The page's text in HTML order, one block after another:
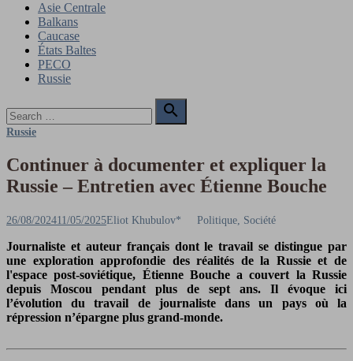
Asie Centrale
Balkans
Caucase
États Baltes
PECO
Russie
for:

Search
Russie
Continuer à documenter et expliquer la
Russie – Entretien avec Étienne Bouche
Posted
26/08/202411/05/2025Author
Eliot Khubulov* Politique, Société
Journaliste et auteur français dont le travail se distingue par
une exploration approfondie des réalités de la Russie et de
l'espace post-soviétique, Étienne Bouche a couvert la Russie
depuis Moscou pendant plus de sept ans. Il évoque ici
l’évolution du travail de journaliste dans un pays où la
répression n’épargne plus grand-monde.